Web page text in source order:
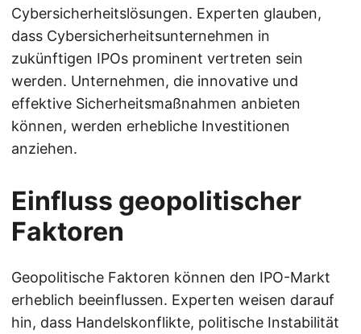
Cybersicherheitslösungen. Experten glauben,
dass Cybersicherheitsunternehmen in
zukünftigen IPOs prominent vertreten sein
werden. Unternehmen, die innovative und
effektive Sicherheitsmaßnahmen anbieten
können, werden erhebliche Investitionen
anziehen.
Einfluss geopolitischer
Faktoren
Geopolitische Faktoren können den IPO-Markt
erheblich beeinflussen. Experten weisen darauf
hin, dass Handelskonflikte, politische Instabilität